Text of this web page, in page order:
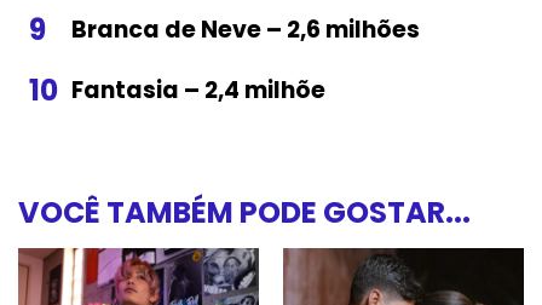
Branca de Neve – 2,6 milhões
Fantasia – 2,4 milhõe
VOCÊ TAMBÉM PODE GOSTAR...